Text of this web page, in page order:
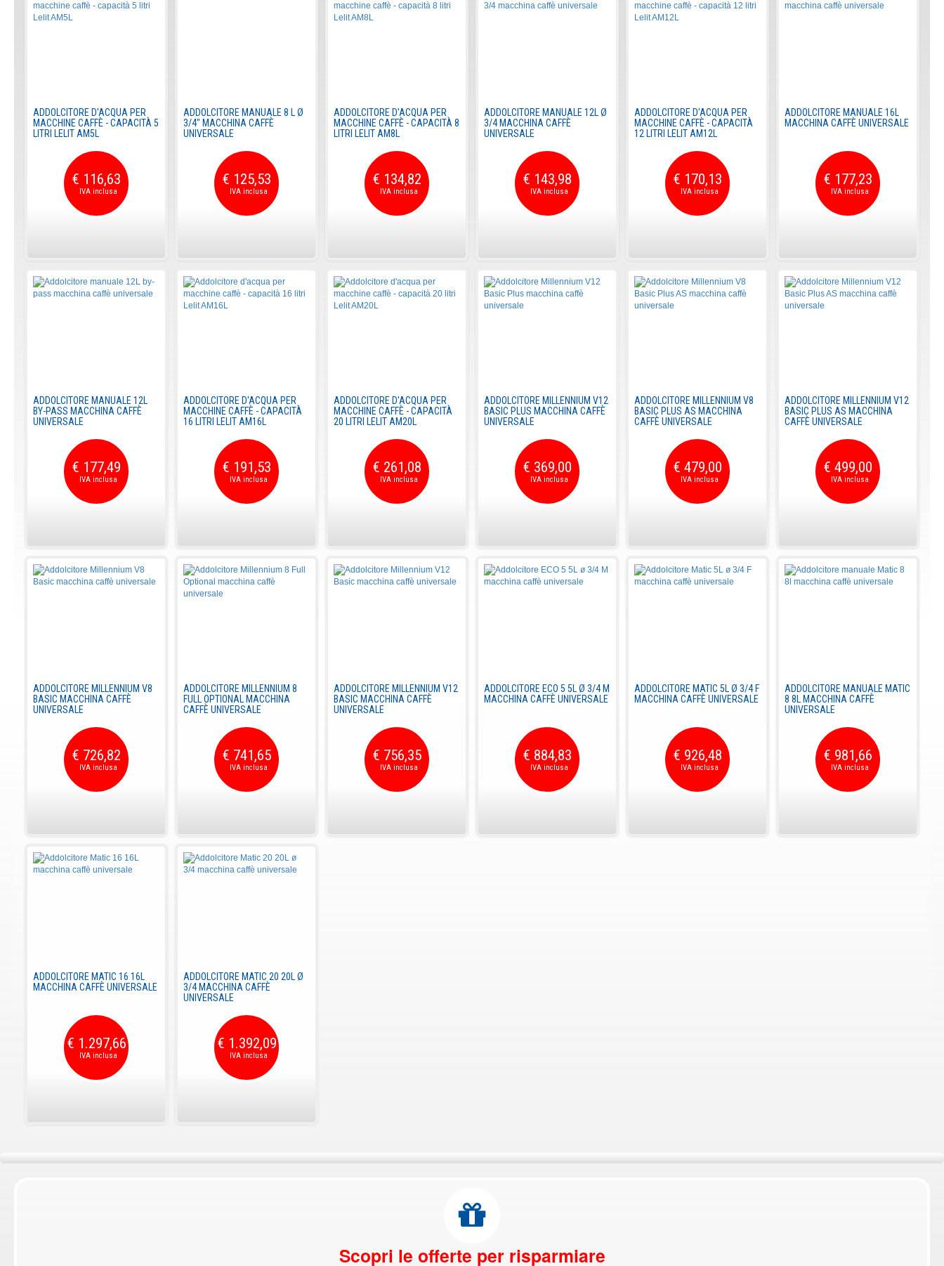
ADDOLCITORE D'ACQUA PER
MACCHINE CAFFÈ - CAPACITÀ 5
LITRI LELIT AM5L
€ 116,63
ADDOLCITORE MANUALE 8 L Ø
3/4" MACCHINA CAFFÈ
UNIVERSALE
€ 125,53
ADDOLCITORE D'ACQUA PER
MACCHINE CAFFÈ - CAPACITÀ 8
LITRI LELIT AM8L
€ 134,82
ADDOLCITORE MANUALE 12L Ø
3/4 MACCHINA CAFFÈ
UNIVERSALE
€ 143,98
ADDOLCITORE D'ACQUA PER
MACCHINE CAFFÈ - CAPACITÀ
12 LITRI LELIT AM12L
€ 170,13
ADDOLCITORE MANUALE 16L
MACCHINA CAFFÈ UNIVERSALE
€ 177,23
ADDOLCITORE MANUALE 12L
BY-PASS MACCHINA CAFFÈ
UNIVERSALE
€ 177,49
ADDOLCITORE D'ACQUA PER
MACCHINE CAFFÈ - CAPACITÀ
16 LITRI LELIT AM16L
€ 191,53
ADDOLCITORE D'ACQUA PER
MACCHINE CAFFÈ - CAPACITÀ
20 LITRI LELIT AM20L
€ 261,08
ADDOLCITORE MILLENNIUM V12
BASIC PLUS MACCHINA CAFFÈ
UNIVERSALE
€ 369,00
ADDOLCITORE MILLENNIUM V8
BASIC PLUS AS MACCHINA
CAFFÈ UNIVERSALE
€ 479,00
ADDOLCITORE MILLENNIUM V12
BASIC PLUS AS MACCHINA
CAFFÈ UNIVERSALE
€ 499,00
ADDOLCITORE MILLENNIUM V8
BASIC MACCHINA CAFFÈ
UNIVERSALE
€ 726,82
ADDOLCITORE MILLENNIUM 8
FULL OPTIONAL MACCHINA
CAFFÈ UNIVERSALE
€ 741,65
ADDOLCITORE MILLENNIUM V12
BASIC MACCHINA CAFFÈ
UNIVERSALE
€ 756,35
ADDOLCITORE ECO 5 5L Ø 3/4 M
MACCHINA CAFFÈ UNIVERSALE
€ 884,83
ADDOLCITORE MATIC 5L Ø 3/4 F
MACCHINA CAFFÈ UNIVERSALE
€ 926,48
ADDOLCITORE MANUALE MATIC
8 8L MACCHINA CAFFÈ
UNIVERSALE
€ 981,66
ADDOLCITORE MATIC 16 16L
MACCHINA CAFFÈ UNIVERSALE
€ 1.297,66
ADDOLCITORE MATIC 20 20L Ø
3/4 MACCHINA CAFFÈ
UNIVERSALE
€ 1.392,09
Scopri le offerte per risparmiare